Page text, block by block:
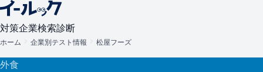
対策企業検索診断
ホーム 企業別テスト情報 松屋フーズ
外食